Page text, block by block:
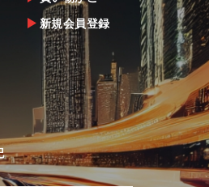
新規会員登録